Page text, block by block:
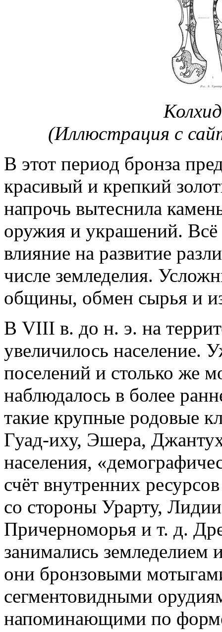
(Иллюстрация с
В этот период бронза
красивый и крепкий
напрочь вытеснила
оружия и украшений. Всё
влияние на развитие
числе земледелия.
общины, обмен сырья и
В VIII в. до н. э. на
увеличилось население.
поселений и столько же
наблюдалось в более
такие крупные родовые
Гуад-иху, Эшера,
населения,
счёт внутренних
со стороны Урарту,
Причерноморья и т. д.
занимались земледелием
они бронзовыми
сегментовидными
напоминающими по